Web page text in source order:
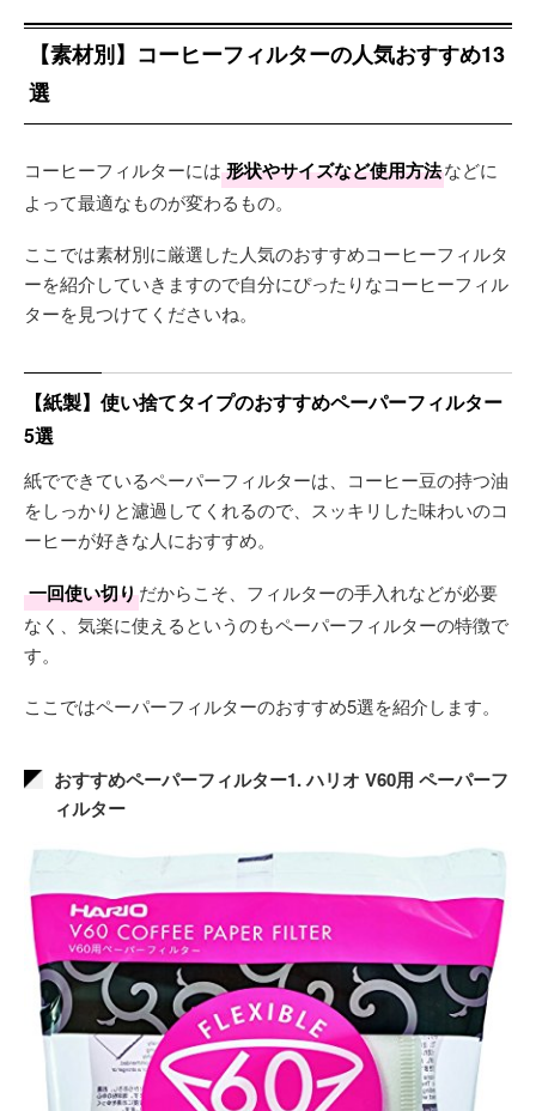
【素材別】コーヒーフィルターの人気おすすめ13
選
コーヒーフィルターには 形状やサイズなど使用方法などに
よって最適なものが変わるもの。
ここでは素材別に厳選した人気のおすすめコーヒーフィルタ
ーを紹介していきますので自分にぴったりなコーヒーフィル
ターを見つけてくださいね。
【紙製】使い捨てタイプのおすすめペーパーフィルター
5選
紙でできているペーパーフィルターは、コーヒー豆の持つ油
をしっかりと濾過してくれるので、スッキリした味わいのコ
ーヒーが好きな人におすすめ。
一回使い切りだからこそ、フィルターの手入れなどが必要
なく、気楽に使えるというのもペーパーフィルターの特徴で
す。
ここではペーパーフィルターのおすすめ5選を紹介します。
おすすめペーパーフィルター1. ハリオ V60用 ペーパーフ
ィルター